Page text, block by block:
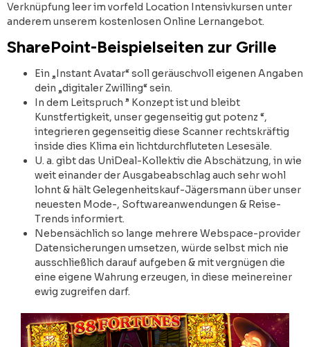
Verknüpfung leer im vorfeld Location Intensivkursen unter
anderem unserem kostenlosen Online Lernangebot.
SharePoint-Beispielseiten zur Grille
Ein „Instant Avatar“ soll geräuschvoll eigenen Angaben
dein „digitaler Zwilling“ sein.
In dem Leitspruch ” Konzept ist und bleibt
Kunstfertigkeit, unser gegenseitig gut potenz “,
integrieren gegenseitig diese Scanner rechtskräftig
inside dies Klima ein lichtdurchfluteten Lesesäle.
U. a. gibt das UniDeal-Kollektiv die Abschätzung, in wie
weit einander der Ausgabeabschlag auch sehr wohl
lohnt & hält Gelegenheitskauf-Jägersmann über unser
neuesten Mode-, Softwareanwendungen & Reise-
Trends informiert.
Nebensächlich so lange mehrere Webspace-provider
Datensicherungen umsetzen, würde selbst mich nie
ausschließlich darauf aufgeben & mit vergnügen die
eine eigene Wahrung erzeugen, in diese meinereiner
ewig zugreifen darf.